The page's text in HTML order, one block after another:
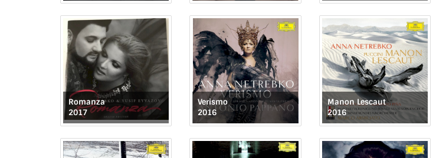
Romanza
2017
Verismo
2016
Manon Lescaut
2016